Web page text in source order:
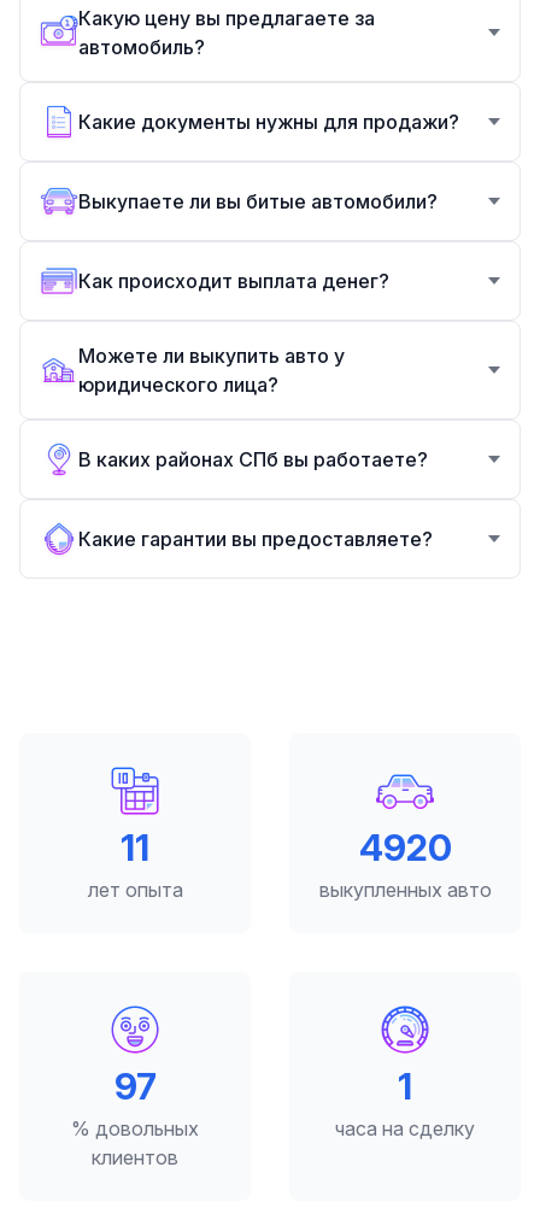
Какую цену вы предлагаете за
автомобиль?
Какие документы нужны для продажи?
Выкупаете ли вы битые автомобили?
Как происходит выплата денег?
Можете ли выкупить авто у
юридического лица?
В каких районах СПб вы работаете?
Какие гарантии вы предоставляете?
12
лет опыта
5000
выкупленных авто
98
% довольных
клиентов
2
часа на сделку